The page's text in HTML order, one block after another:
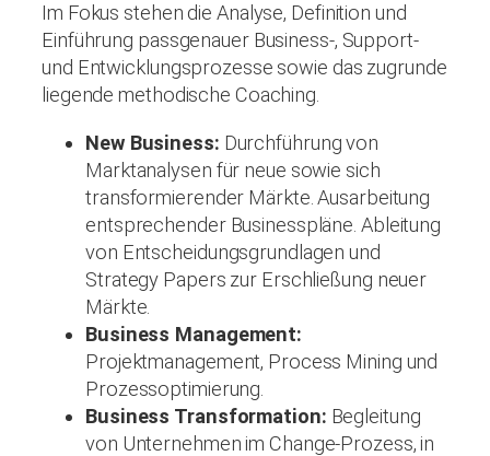
Im Fokus stehen die Analyse, Definition und
Einführung passgenauer Business-, Support-
und Entwicklungsprozesse sowie das zugrunde
liegende methodische Coaching.
New Business: Durchführung von
Marktanalysen für neue sowie sich
transformierender Märkte. Ausarbeitung
entsprechender Businesspläne. Ableitung
von Entscheidungsgrundlagen und
Strategy Papers zur Erschließung neuer
Märkte.
Business Management:
Projektmanagement, Process Mining und
Prozessoptimierung.
Business Transformation: Begleitung
von Unternehmen im Change-Prozess, in